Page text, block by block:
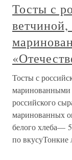
Тосты с
Тосты с
маринованными
российского
маринованных
белого хлеба—
по вкусуТонкие